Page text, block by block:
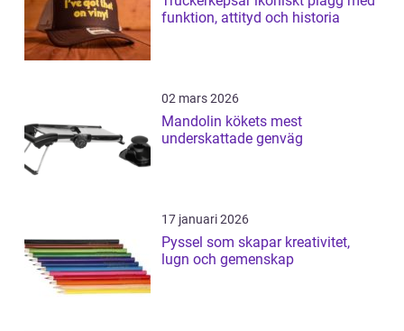
funktion, attityd och historia
02 mars 2026
Mandolin kökets mest
underskattade genväg
17 januari 2026
Pyssel som skapar kreativitet,
lugn och gemenskap